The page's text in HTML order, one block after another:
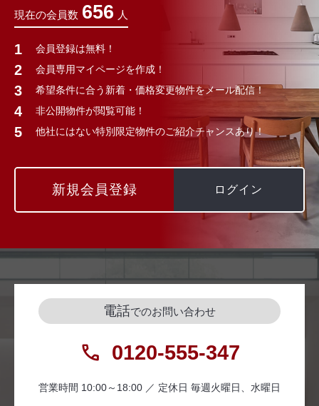
現在の会員数 656 人
会員登録は無料！
会員専用マイページを作成！
希望条件に合う新着・価格変更物件をメール配信！
非公開物件が閲覧可能！
他社にはない特別限定物件のご紹介チャンスあり！
新規会員登録 ログイン
電話でのお問い合わせ
0120-555-347
営業時間 10:00～18:00 ／ 定休日 毎週火曜日、水曜日